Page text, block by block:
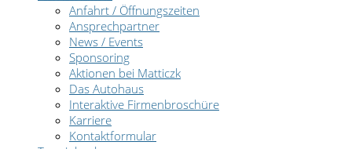
Anfahrt / Öffnungszeiten
Ansprechpartner
News / Events
Sponsoring
Aktionen bei Matticzk
Das Autohaus
Interaktive Firmenbroschüre
Karriere
Kontaktformular